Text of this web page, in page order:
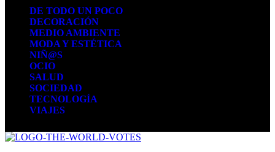
DE TODO UN POCO
DECORACIÓN
MEDIO AMBIENTE
MODA Y ESTÉTICA
NIÑ@S
OCIO
SALUD
SOCIEDAD
TECNOLOGÍA
VIAJES